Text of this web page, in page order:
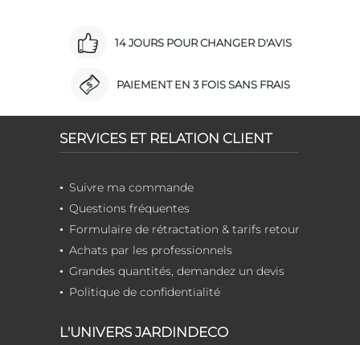
14 JOURS POUR CHANGER D'AVIS
PAIEMENT EN 3 FOIS SANS FRAIS
SERVICES ET RELATION CLIENT
Suivre ma commande
Questions fréquentes
Formulaire de rétractation & tarifs retour
Achats par les professionnels
Grandes quantités, demandez un devis
Politique de confidentialité
L'UNIVERS JARDINDECO